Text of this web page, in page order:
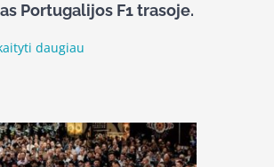
Portugalijos F1 trasoje.
daugiau